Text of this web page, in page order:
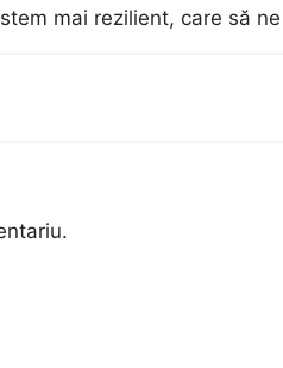
mai rezilient, care să